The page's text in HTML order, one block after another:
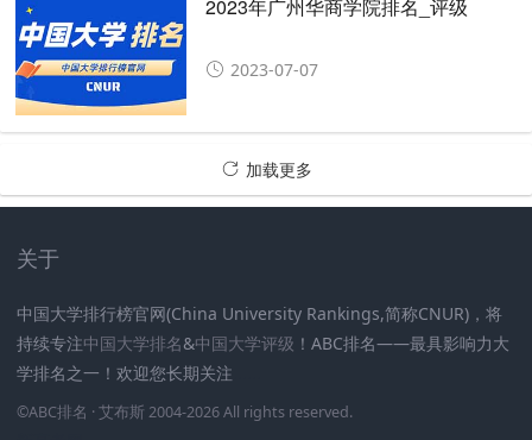
2023年广州华商学院排名_评级
2023-07-07
加载更多
关于
中国大学排行榜官网(China University Rankings,简称CNUR)，将
持续专注中国大学排名&中国大学评级 ！ABC排名——最具影响力大
学排名之一！欢迎您长期关注
©ABC排名 · 艾布斯 2004-2026 All rights reserved.